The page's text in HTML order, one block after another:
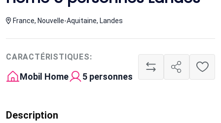
France, Nouvelle-Aquitaine, Landes
CARACTÉRISTIQUES:
Mobil Home 5 personnes
Description